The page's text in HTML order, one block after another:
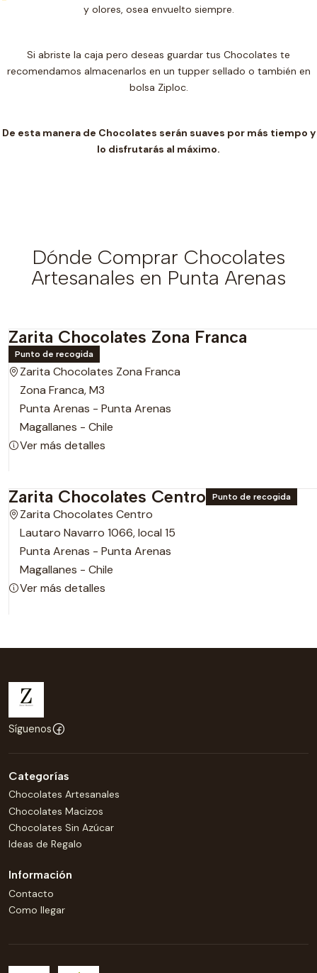
y olores, osea envuelto siempre.
Si abriste la caja pero deseas guardar tus Chocolates te
recomendamos almacenarlos en un tupper sellado o también en
bolsa Ziploc.
De esta manera de Chocolates serán suaves por más tiempo y
lo disfrutarás al máximo.
Dónde Comprar Chocolates
Artesanales en Punta Arenas
Zarita Chocolates Zona Franca
Punto de recogida
Zarita Chocolates Zona Franca
Zona Franca, M3
Punta Arenas - Punta Arenas
Magallanes - Chile
Ver más detalles
Zarita Chocolates Centro Punto de recogida
Zarita Chocolates Centro
Lautaro Navarro 1066, local 15
Punta Arenas - Punta Arenas
Magallanes - Chile
Ver más detalles
Síguenos
Categorías
Chocolates Artesanales
Chocolates Macizos
Chocolates Sin Azúcar
Ideas de Regalo
Información
Contacto
Como llegar